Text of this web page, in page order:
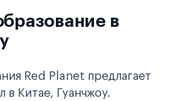
в
Red Planet предлагает
Китае, Гуанчжоу.